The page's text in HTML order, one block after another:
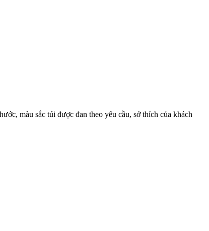
màu sắc túi được đan theo yêu cầu, sở thích của khách